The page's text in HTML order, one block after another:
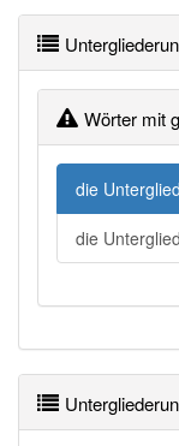
Duden
Wörter, die
Artikel:die.
DER:127
PowerIndex:5
Wörter mit
die
die